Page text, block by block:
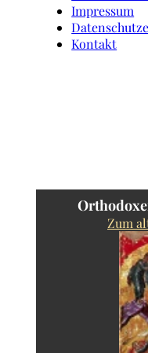
Impressum
Kontakt
Zum